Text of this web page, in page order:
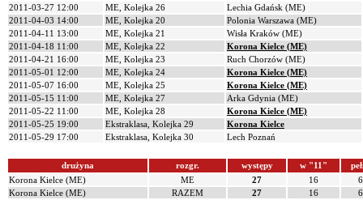
2011-03-27 12:00
ME, Kolejka 26
Lechia Gdańsk (ME)
2011-04-03 14:00
ME, Kolejka 20
Polonia Warszawa (ME)
2011-04-11 13:00
ME, Kolejka 21
Wisła Kraków (ME)
2011-04-18 11:00
ME, Kolejka 22
Korona Kielce (ME)
2011-04-21 16:00
ME, Kolejka 23
Ruch Chorzów (ME)
2011-05-01 12:00
ME, Kolejka 24
Korona Kielce (ME)
2011-05-07 16:00
ME, Kolejka 25
Korona Kielce (ME)
2011-05-15 11:00
ME, Kolejka 27
Arka Gdynia (ME)
2011-05-22 11:00
ME, Kolejka 28
Korona Kielce (ME)
2011-05-25 19:00
Ekstraklasa, Kolejka 29
Korona Kielce
2011-05-29 17:00
Ekstraklasa, Kolejka 30 Lech Poznań
drużyna rozgr. występy w "11"
Korona Kielce (ME)
ME 27 16
6
Korona Kielce (ME)
RAZEM 27 16
6